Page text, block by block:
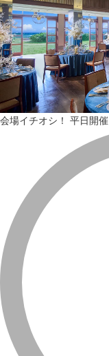
会場イチオシ！ 平日開催